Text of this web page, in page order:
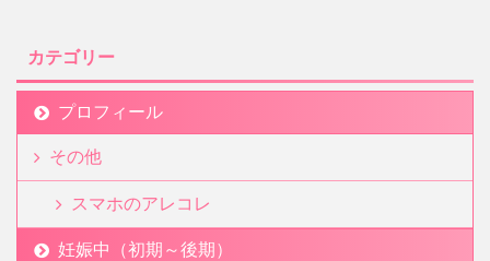
カテゴリー
プロフィール
その他
スマホのアレコレ
妊娠中（初期～後期）